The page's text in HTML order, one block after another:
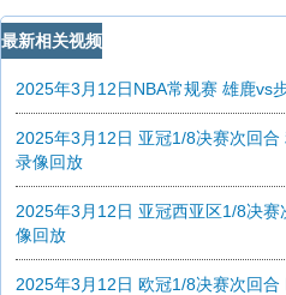
最新相关视频
2025年3月12日NBA常规赛 雄鹿vs
2025年3月12日 亚冠1/8决赛次回
录像回放
2025年3月12日 亚冠西亚区1/8决
像回放
2025年3月12日 欧冠1/8决赛次回